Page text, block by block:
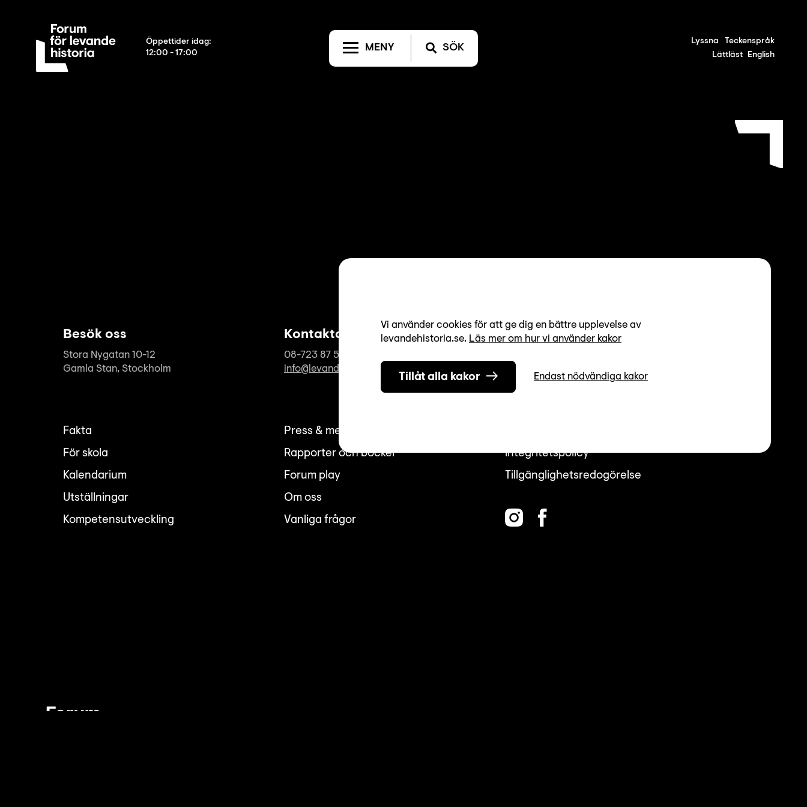
Öppettider idag:
12:00 - 17:00
MENY SÖK
Lyssna
Teckenspråk
Lättläst
English
Vi använder cookies för att ge dig en bättre upplevelse av
levandehistoria.se. Läs mer om hur vi använder kakor
Tillåt alla kakor Endast nödvändiga kakor
Besök oss
Stora Nygatan 10-12
Gamla Stan, Stockholm
Kontakta oss
08-723 87 50
info@levandehistoria.se
Öppettider
Fakta
För skola
Kalendarium
Utställningar
Kompetensutveckling
Press & media
Rapporter och böcker
Forum play
Om oss
Vanliga frågor
Integritetspolicy
Tillgänglighetsredogörelse